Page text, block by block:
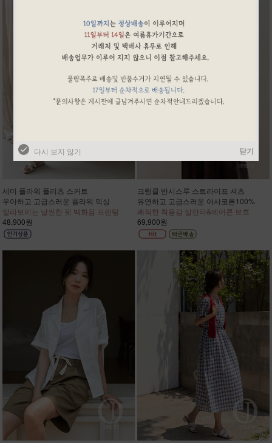
세미 플라워 플리츠 스커트
우아하고 고급스러운 플라워 믹싱
말라보이는 날씬한 핏 백화점 프린팅
48,900원
크링클 반시스루 스트라이프 셔츠
유연하고 고급스러운 아사코튼100%
쾌적한 착용감 살안타&에어콘 보호
69,900원
다시 보지 않기 닫기